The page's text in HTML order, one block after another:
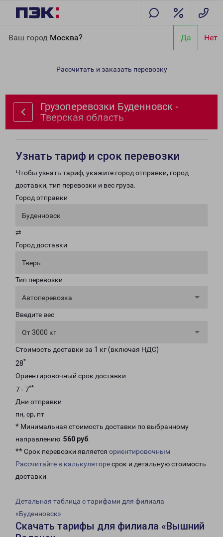
Ваш город Москва? Да Нет
область
Рассчитать и заказать перевозку
Грузоперевозки Буденновск -
Тверская область
Узнать тариф и срок перевозки
Чтобы узнать тариф, укажите город отправки, город
доставки, тип перевозки и вес груза.
Город отправки
Буденновск
⇄
Город доставки
Тверь
Тип перевозки
Автоперевозка
Введите вес
От 3000 кг
Стоимость доставки за 1 кг (включая НДС)
28*
Ориентировочный срок доставки
7 - 7**
Дни отправки
пн, ср, пт
* Минимальная стоимость доставки по выбранному
направлению: 560 руб.
** Срок перевозки является ориентировочным
Рассчитайте в калькуляторесрок и детальную стоимость
доставки.
Детальная таблица с тарифами для филиала
«Буденновск»
Скачать тарифы для филиала «Вышний